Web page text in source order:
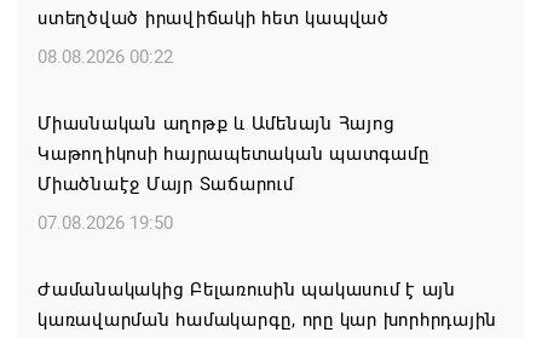
ստեղծված իրավիճակի հետ կապված
08.08.2026 00:22
Միասնական աղոթք և Ամենայն Հայոց
Կաթողիկոսի հայրապետական պատգամը
Միածնաէջ Մայր Տաճարում
07.08.2026 19:50
Ժամանակակից Բելառուսին պակասում է այն
կառավարման համակարգը, որը կար խորհրդային